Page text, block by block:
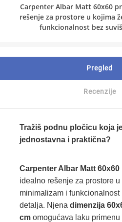
Carpenter Albar Matt 60x60
rešenje za prostore u kojima
funkcionalnost bez
Pregled
Recenzije
Tražiš podnu pločicu koja
jednostavna i praktična?
Carpenter Albar Matt 60x60
idealno rešenje za prostore
minimalizam i funkcionalnost
detalja. Njena dimenzija
cm omogućava laku